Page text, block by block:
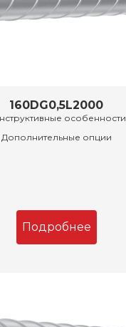
160DG0,5L2000
особенности
Дополнительные опции
Подробнее